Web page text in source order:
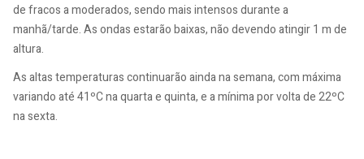
de fracos a moderados, sendo mais intensos durante a
manhã/tarde. As ondas estarão baixas, não devendo atingir 1 m de
altura.
As altas temperaturas continuarão ainda na semana, com máxima
variando até 41ºC na quarta e quinta, e a mínima por volta de 22ºC
na sexta.